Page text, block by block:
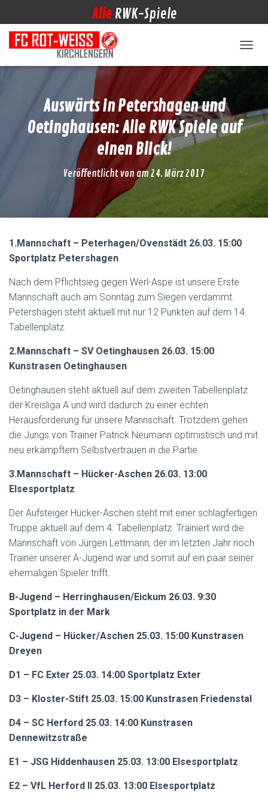
Alle RWK-Spiele
Auswärts in Petershagen und
Oetinghausen: Alle RWK Spiele auf
einen Blick!
Veröffentlicht von am 24. März 2017
1.Mannschaft – Peterhagen/Ovenstädt 26.03. 15:00
Sportplatz Petershagen
Nach dem Pflichtsieg gegen Werl-Aspe ist unsere Erste
Mannschaft auch am Sonntag zum Siegen verdammt.
Petershagen steht aktuell mit nur 12 Punkten auf dem 14.
Tabellenplatz.
2.Mannschaft – SV Oetinghausen 26.03. 15:00
Kunstrasen Oetinghausen
Oetinghausen steht aktuell auf dem zweiten Tabellenplatz
der Kreisliga A und wird dadurch zu einer echten
Herausforderung für unsere Mannschaft. Trotzdem gehen
die Jungs von Trainer Patrick Neumann optimistisch und mit
neu erkämpftem Selbstvertrauen in die Partie.
3.Mannschaft – Hücker-Aschen 26.03. 13:00
Elsesportplatz
Der Aufsteiger Hücker-Aschen steht mit einer schlagfertigen
Truppe aktuell auf dem 4. Tabellenplatz. Trainiert wird die
Mannschaft von Jürgen Lettmann, der im letzten Jahr noch
Trainer unserer A-Jugend war und somit auf ein paar seiner
ehemaligen Spieler trifft.
B-Jugend – Herringhausen/Eickum 26.03. 9:30
Sportplatz in der Mark
C-Jugend – Hücker/Aschen 25.03. 15:00 Kunstrasen
Dreyen
D1 – FC Exter 25.03. 14:00 Sportplatz Exter
D3 – Kloster-Stift 25.03. 15:00 Kunstrasen Friedenstal
D4 – SC Herford 25.03. 14:00 Kunstrasen
Dennewitzstraße
E1 – JSG Hiddenhausen 25.03. 13:00 Elsesportplatz
E2 – VfL Herford II 25.03. 13:00 Elsesportplatz